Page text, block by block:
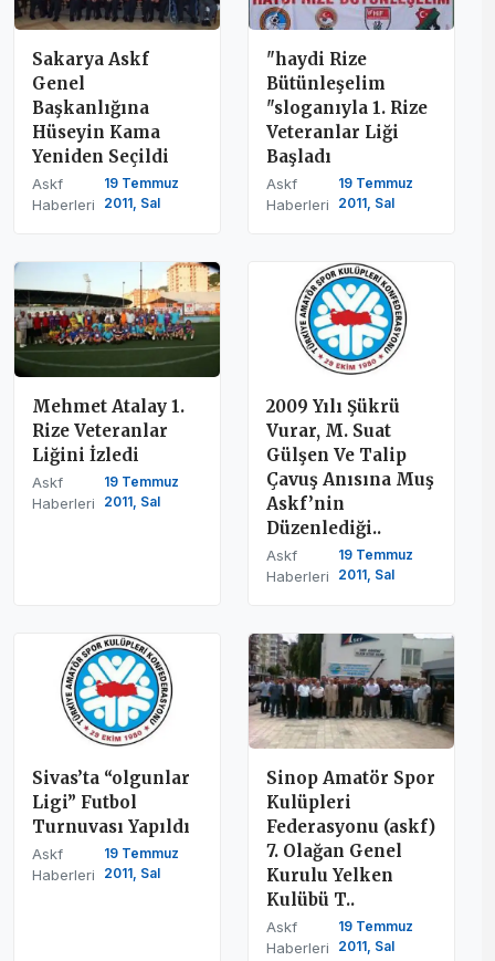
Sakarya Askf
Genel
Başkanlığına
Hüseyin Kama
Yeniden Seçildi
Askf
Haberleri
19 Temmuz
2011, Sal
"haydi Rize
Bütünleşelim
"sloganıyla 1. Rize
Veteranlar Liği
Başladı
Askf
Haberleri
19 Temmuz
2011, Sal
Mehmet Atalay 1.
Rize Veteranlar
Liğini İzledi
Askf
Haberleri
19 Temmuz
2011, Sal
2009 Yılı Şükrü
Vurar, M. Suat
Gülşen Ve Talip
Çavuş Anısına Muş
Askf’nin
Düzenlediği..
Askf
Haberleri
19 Temmuz
2011, Sal
Sivas’ta “olgunlar
Ligi” Futbol
Turnuvası Yapıldı
Askf
Haberleri
19 Temmuz
2011, Sal
Sinop Amatör Spor
Kulüpleri
Federasyonu (askf)
7. Olağan Genel
Kurulu Yelken
Kulübü T..
Askf
Haberleri
19 Temmuz
2011, Sal